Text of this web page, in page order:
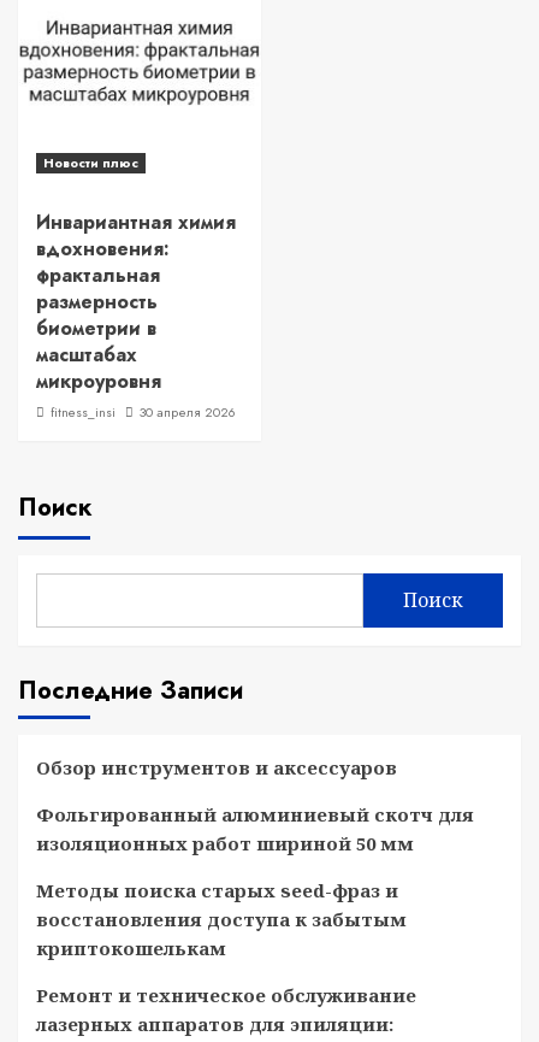
Новости плюс
Инвариантная химия
вдохновения:
фрактальная
размерность
биометрии в
масштабах
микроуровня
fitness_insi 30 апреля 2026
Поиск
Поиск
Последние Записи
Обзор инструментов и аксессуаров
Фольгированный алюминиевый скотч для
изоляционных работ шириной 50 мм
Методы поиска старых seed-фраз и
восстановления доступа к забытым
криптокошелькам
Ремонт и техническое обслуживание
лазерных аппаратов для эпиляции: